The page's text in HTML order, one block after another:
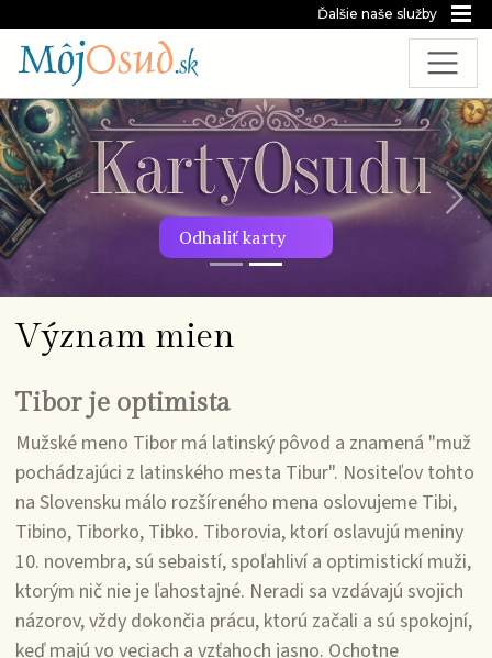
Ďalšie naše služby
Odhaliť karty
Predchádzajúca snímka
Význam mien
Tibor je optimista
Mužské meno Tibor má latinský pôvod a znamená "muž
pochádzajúci z latinského mesta Tibur". Nositeľov tohto
na Slovensku málo rozšíreného mena oslovujeme Tibi,
Tibino, Tiborko, Tibko. Tiborovia, ktorí oslavujú meniny
10. novembra, sú sebaistí, spoľahliví a optimistickí muži,
ktorým nič nie je ľahostajné. Neradi sa vzdávajú svojich
názorov, vždy dokončia prácu, ktorú začali a sú spokojní,
keď majú vo veciach a vzťahoch jasno. Ochotne